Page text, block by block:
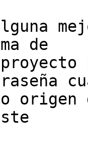
de
origen